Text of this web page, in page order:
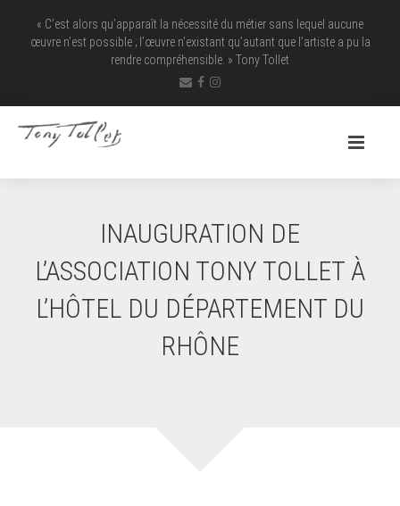
« C’est alors qu’apparaît la nécessité du métier sans lequel aucune
œuvre n’est possible ; l’œuvre n’existant qu’autant que l’artiste a pu la
rendre ­compréhensible. » Tony Tollet
INAUGURATION DE
L’ASSOCIATION TONY TOLLET À
L’HÔTEL DU DÉPARTEMENT DU
RHÔNE